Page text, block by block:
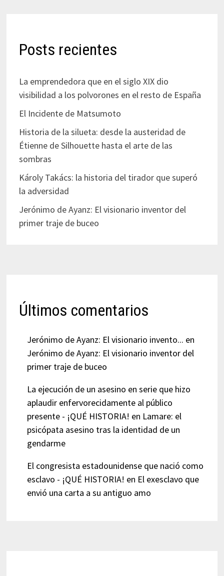
Posts recientes
La emprendedora que en el siglo XIX dio
visibilidad a los polvorones en el resto de España
El Incidente de Matsumoto
Historia de la silueta: desde la austeridad de
Étienne de Silhouette hasta el arte de las
sombras
Károly Takács: la historia del tirador que superó
la adversidad
Jerónimo de Ayanz: El visionario inventor del
primer traje de buceo
Últimos comentarios
Jerónimo de Ayanz: El visionario invento... en
Jerónimo de Ayanz: El visionario inventor del
primer traje de buceo
La ejecución de un asesino en serie que hizo
aplaudir enfervorecidamente al público
presente - ¡QUÉ HISTORIA! en Lamare: el
psicópata asesino tras la identidad de un
gendarme
El congresista estadounidense que nació como
esclavo - ¡QUÉ HISTORIA! en El exesclavo que
envió una carta a su antiguo amo